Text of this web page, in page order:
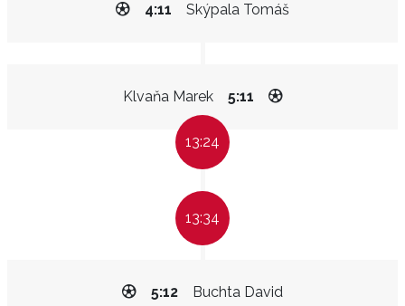
Skýpala Tomáš
4:11
Klvaňa Marek 5:11
13:24
13:34
Buchta David
5:12